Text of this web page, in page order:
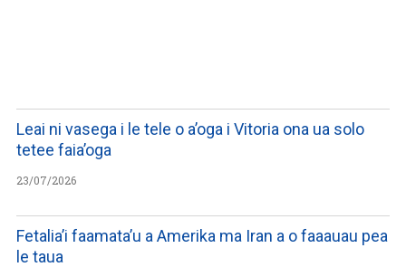
Leai ni vasega i le tele o a’oga i Vitoria ona ua solo
tetee faia’oga
23/07/2026
Fetalia’i faamata’u a Amerika ma Iran a o faaauau pea
le taua